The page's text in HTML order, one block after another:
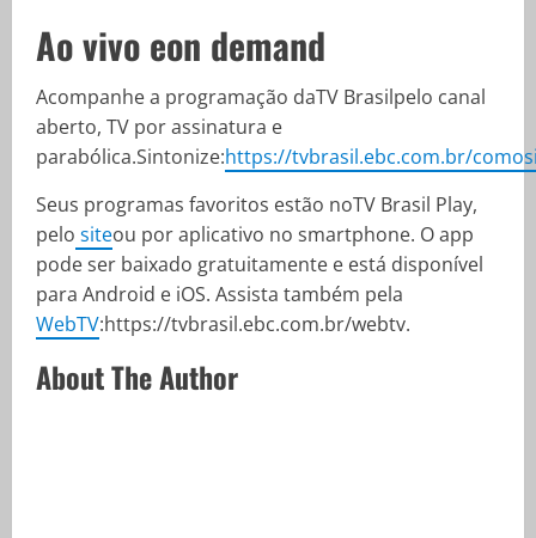
Ao vivo eon demand
Acompanhe a programação daTV Brasilpelo canal
aberto, TV por assinatura e
parabólica.Sintonize:https://tvbrasil.ebc.com.br/
Seus programas favoritos estão noTV Brasil Play,
pelo siteou por aplicativo no smartphone. O app
pode ser baixado gratuitamente e está disponível
para Android e iOS. Assista também pela
WebTV:https://tvbrasil.ebc.com.br/webtv.
About The Author